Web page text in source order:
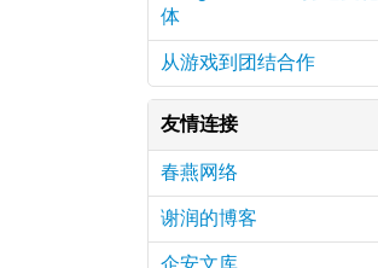
体
从游戏到团结合作
友情连接
春燕网络
谢润的博客
企安文库